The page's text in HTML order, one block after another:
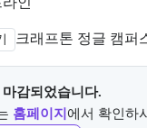
크래프톤 정글 캠퍼
감되었습니다.
홈페이지 에서 확인하